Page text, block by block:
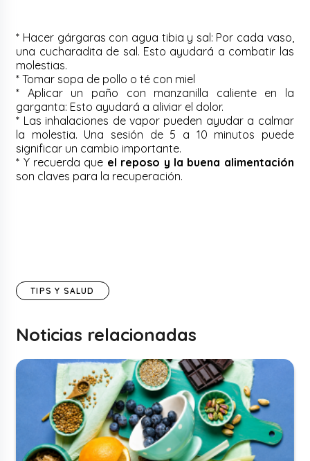
* Hacer gárgaras con agua tibia y sal: Por cada vaso,
una cucharadita de sal. Esto ayudará a combatir las
molestias.
* Tomar sopa de pollo o té con miel
* Aplicar un paño con manzanilla caliente en la
garganta: Esto ayudará a aliviar el dolor.
* Las inhalaciones de vapor pueden ayudar a calmar
la molestia. Una sesión de 5 a 10 minutos puede
significar un cambio importante.
* Y recuerda que el reposo y la buena alimentación
son claves para la recuperación.
TIPS Y SALUD
Noticias relacionadas